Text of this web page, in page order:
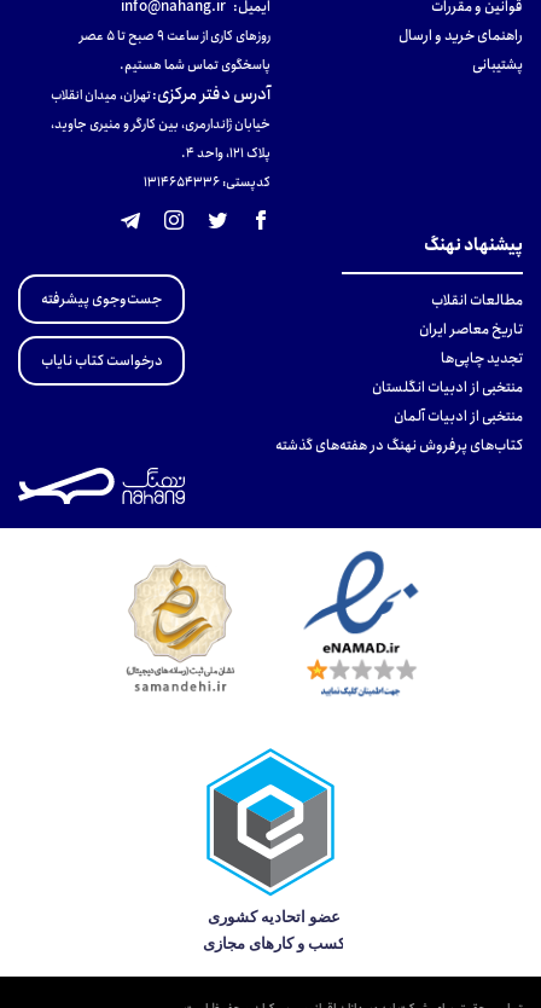
قوانین و مقررات
راهنمای خرید و ارسال
پشتیبانی
ایمیل: info@nahang.ir
روزهای کاری از ساعت ۹ صبح تا ۵ عصر
پاسخگوی تماس شما هستیم.
آدرس دفتر مرکزی:تهران، میدان انقلاب
خیابان ژاندارمری، بین کارگر و منیری جاوید،
پلاک 121، واحد ۴.
کدپستی: 131465433۶
پیشنهاد نهنگ
مطالعات انقلاب
تاریخ معاصر ایران
تجدید چاپی‌ها
منتخبی از ادبیات انگلستان
منتخبی از ادبیات آلمان
کتاب‌های پرفروش نهنگ در هفته‌های گذشته
جست‌وجوی پیشرفته
درخواست کتاب نایاب